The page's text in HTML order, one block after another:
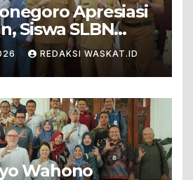
Apresiasi
Siswa SLBN
Baureno Masuk
Tingkat Nasional
REDAKSI WASKAT.ID
Wahono